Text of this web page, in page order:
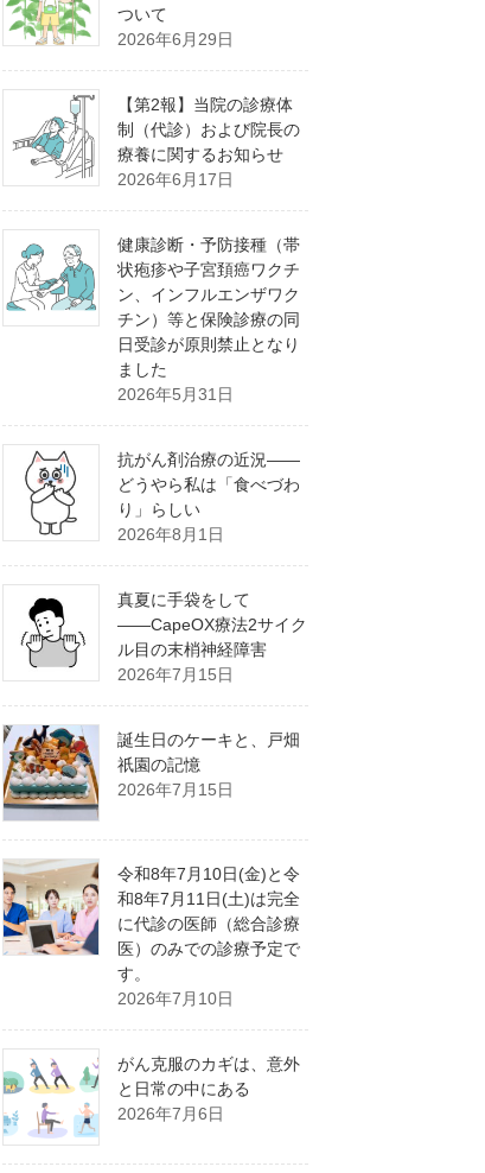
ついて
2026年6月29日
【第2報】当院の診療体
制（代診）および院長の
療養に関するお知らせ
2026年6月17日
健康診断・予防接種（帯
状疱疹や子宮頚癌ワクチ
ン、インフルエンザワク
チン）等と保険診療の同
日受診が原則禁止となり
ました
2026年5月31日
抗がん剤治療の近況――
どうやら私は「食べづわ
り」らしい
2026年8月1日
真夏に手袋をして
――CapeOX療法2サイク
ル目の末梢神経障害
2026年7月15日
誕生日のケーキと、戸畑
祇園の記憶
2026年7月15日
令和8年7月10日(金)と令
和8年7月11日(土)は完全
に代診の医師（総合診療
医）のみでの診療予定で
す。
2026年7月10日
がん克服のカギは、意外
と日常の中にある
2026年7月6日